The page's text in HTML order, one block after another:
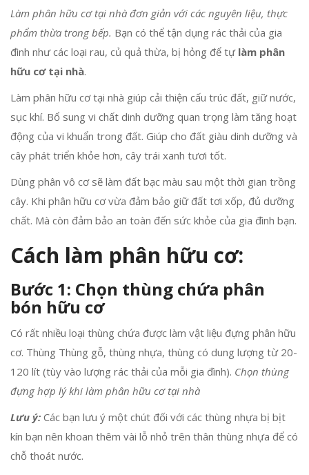
Làm phân hữu cơ tại nhà đơn giản với các nguyên liệu, thực
phẩm thừa trong bếp. Bạn có thể tận dụng rác thải của gia
đình như các loại rau, củ quả thừa, bị hỏng để tự làm phân
hữu cơ tại nhà.
Làm phân hữu cơ tại nhà giúp cải thiện cấu trúc đất, giữ nước,
sục khí. Bổ sung vi chất dinh dưỡng quan trọng làm tăng hoạt
động của vi khuẩn trong đất. Giúp cho đất giàu dinh dưỡng và
cây phát triển khỏe hơn, cây trái xanh tươi tốt.
Dùng phân vô cơ sẽ làm đất bạc màu sau một thời gian trồng
cây. Khi phân hữu cơ vừa đảm bảo giữ đất tơi xốp, đủ dưỡng
chất. Mà còn đảm bảo an toàn đến sức khỏe của gia đình bạn.
Cách làm phân hữu cơ:
Bước 1: Chọn thùng chứa phân
bón hữu cơ
Có rất nhiều loại thùng chứa được làm vật liệu đựng phân hữu
cơ. Thùng Thùng gỗ, thùng nhựa, thùng có dung lượng từ 20-
120 lít (tùy vào lượng rác thải của mỗi gia đình). Chọn thùng
đựng hợp lý khi làm phân hữu cơ tại nhà
Lưu ý: Các bạn lưu ý một chút đối với các thùng nhựa bị bịt
kín bạn nên khoan thêm vài lỗ nhỏ trên thân thùng nhựa để có
chỗ thoát nước.